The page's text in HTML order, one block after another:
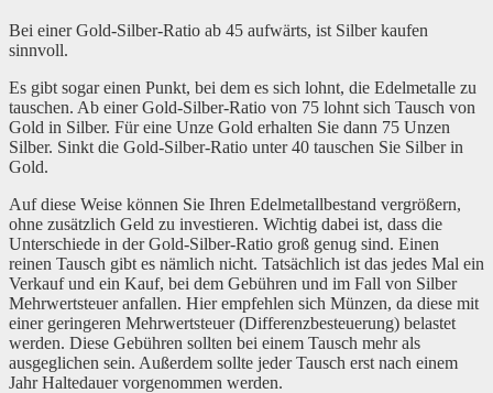
Bei einer Gold-Silber-Ratio ab 45 aufwärts, ist Silber kaufen
sinnvoll.
Es gibt sogar einen Punkt, bei dem es sich lohnt, die Edelmetalle zu
tauschen. Ab einer Gold-Silber-Ratio von 75 lohnt sich Tausch von
Gold in Silber. Für eine Unze Gold erhalten Sie dann 75 Unzen
Silber. Sinkt die Gold-Silber-Ratio unter 40 tauschen Sie Silber in
Gold.
Auf diese Weise können Sie Ihren Edelmetallbestand vergrößern,
ohne zusätzlich Geld zu investieren. Wichtig dabei ist, dass die
Unterschiede in der Gold-Silber-Ratio groß genug sind. Einen
reinen Tausch gibt es nämlich nicht. Tatsächlich ist das jedes Mal ein
Verkauf und ein Kauf, bei dem Gebühren und im Fall von Silber
Mehrwertsteuer anfallen. Hier empfehlen sich Münzen, da diese mit
einer geringeren Mehrwertsteuer (Differenzbesteuerung) belastet
werden. Diese Gebühren sollten bei einem Tausch mehr als
ausgeglichen sein. Außerdem sollte jeder Tausch erst nach einem
Jahr Haltedauer vorgenommen werden.